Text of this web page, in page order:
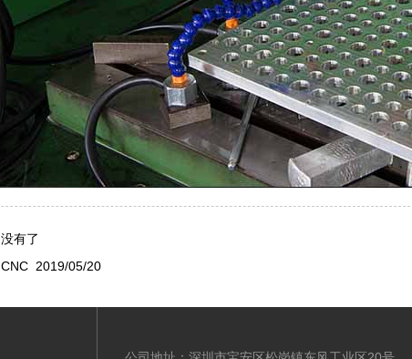
没有了
CNC 2019/05/20